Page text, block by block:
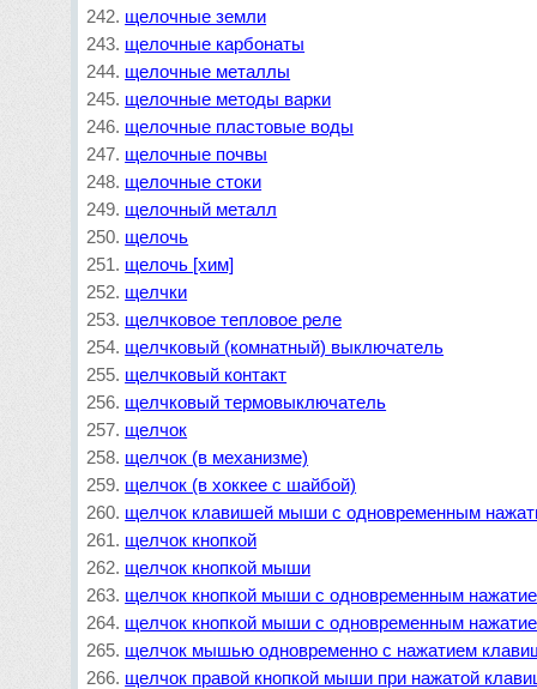
щелочные земли
щелочные карбонаты
щелочные металлы
щелочные методы варки
щелочные пластовые воды
щелочные почвы
щелочные стоки
щелочный металл
щелочь
щелочь [хим]
щелчки
щелчковое тепловое реле
щелчковый (комнатный) выключатель
щелчковый контакт
щелчковый термовыключатель
щелчок
щелчок (в механизме)
щелчок (в хоккее с шайбой)
щелчок клавишей мыши с одновременным
щелчок кнопкой
щелчок кнопкой мыши
щелчок кнопкой мыши с одновременным
щелчок кнопкой мыши с одновременным
щелчок мышью одновременно с нажатием
щелчок правой кнопкой мыши при нажатой